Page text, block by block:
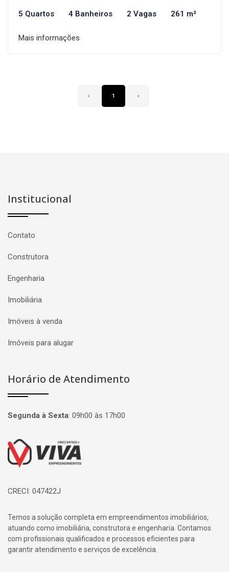
5 Quartos 4 Banheiros 2 Vagas 261 m²
Mais informações
‹ 1 ›
Institucional
Contato
Construtora
Engenharia
Imobiliária
Imóveis à venda
Imóveis para alugar
Horário de Atendimento
Segunda à Sexta: 09h00 às 17h00
Página inicial
CRECI: 047422J
Temos a solução completa em empreendimentos imobiliários,
atuando como imobiliária, construtora e engenharia. Contamos
com profissionais qualificados e processos eficientes para
garantir atendimento e serviços de excelência.